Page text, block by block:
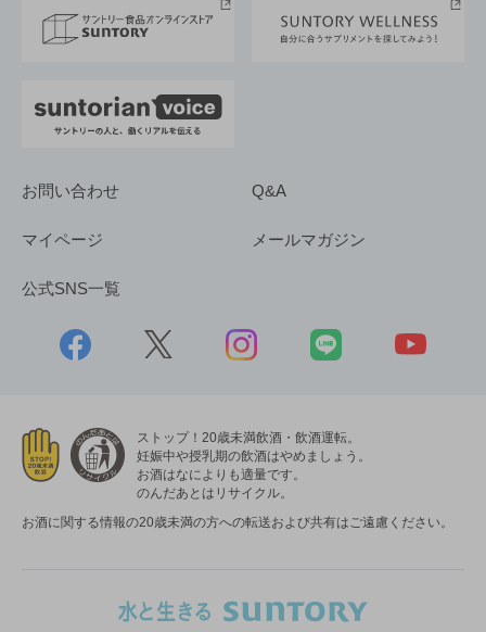
採用情報
お問い合わせ Q&A
マイページ メールマガジン
公式SNS一覧
ストップ！20歳未満飲酒・飲酒運転。
妊娠中や授乳期の飲酒はやめましょう。
お酒はなによりも適量です。
のんだあとはリサイクル。
お酒に関する情報の20歳未満の方への転送および共有はご遠慮ください。